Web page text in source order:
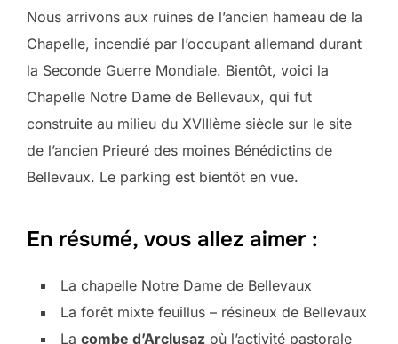
Nous arrivons aux ruines de l’ancien hameau de la
Chapelle, incendié par l’occupant allemand durant
la Seconde Guerre Mondiale. Bientôt, voici la
Chapelle Notre Dame de Bellevaux, qui fut
construite au milieu du XVIIIème siècle sur le site
de l’ancien Prieuré des moines Bénédictins de
Bellevaux. Le parking est bientôt en vue.
En résumé, vous allez aimer :
La chapelle Notre Dame de Bellevaux
La forêt mixte feuillus – résineux de Bellevaux
La combe d’Arclusaz où l’activité pastorale